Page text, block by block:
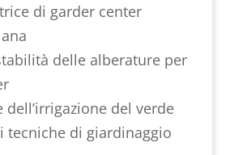
di garder center
delle alberature per
dell’irrigazione del verde
tecniche di giardinaggio